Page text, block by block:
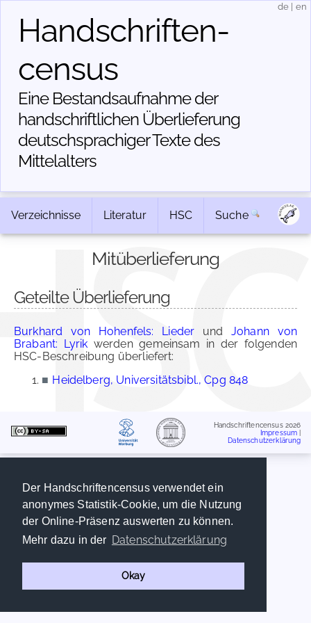
Der Handschriftencensus verwendet ein
anonymes Statistik-Cookie, um die Nutzung
der Online-Präsenz auswerten zu können.
Mehr dazu in der Datenschutzerklärung
Okay
Handschriften­
census
Eine Bestandsaufnahme der
handschriftlichen Über­lieferung
deutschsprachiger Texte des
Mittelalters
de en
Verzeichnisse Literatur HSC Suche
Mitüberlieferung
Geteilte Überlieferung
Burkhard von Hohenfels: Lieder und Johann von
Brabant: Lyrik werden gemeinsam in der folgenden
HSC-Beschreibung überliefert:
■ Heidelberg, Universitätsbibl., Cpg 848
Handschriftencensus 2026
Impressum
Datenschutzerklärung